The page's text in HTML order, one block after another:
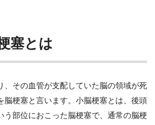
塞とは
、その血管が支配していた脳の領域が死
脳梗塞と言います。小脳梗塞とは、後頭
う部位におこった脳梗塞で、通常の脳梗